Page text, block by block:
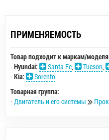
ПРИМЕНЯЕМОСТЬ
Товар подходит к маркам/
-Hyundai: Santa Fe Tucson
-Kia:
Sorento
Товарная группа:
- Двигатель и его системы